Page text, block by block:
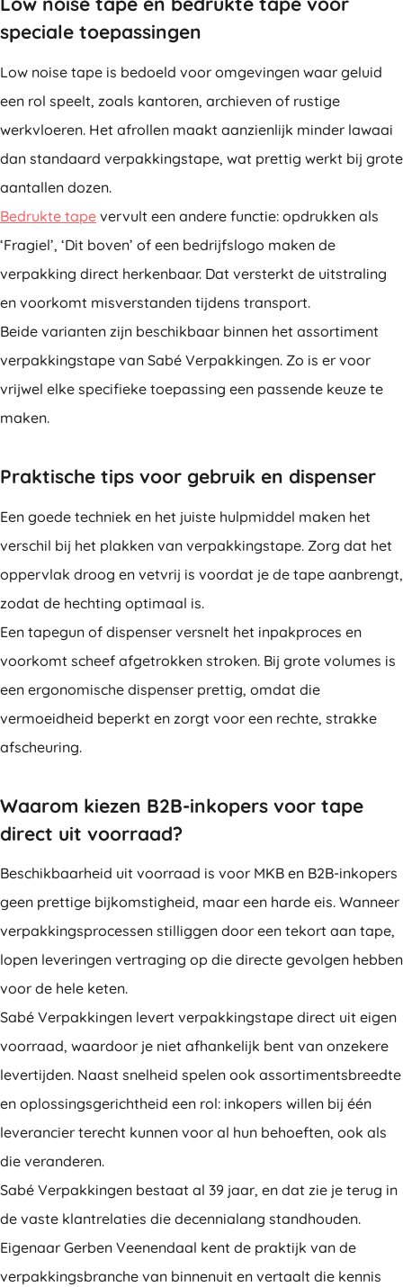
speciale toepassingen
Low noise tape is bedoeld voor omgevingen waar geluid
een rol speelt, zoals kantoren, archieven of rustige
werkvloeren. Het afrollen maakt aanzienlijk minder lawaai
dan standaard verpakkingstape, wat prettig werkt bij grote
aantallen dozen.
Bedrukte tape vervult een andere functie: opdrukken als
‘Fragiel’, ‘Dit boven’ of een bedrijfslogo maken de
verpakking direct herkenbaar. Dat versterkt de uitstraling
en voorkomt misverstanden tijdens transport.
Beide varianten zijn beschikbaar binnen het assortiment
verpakkingstape van Sabé Verpakkingen. Zo is er voor
vrijwel elke specifieke toepassing een passende keuze te
maken.
Praktische tips voor gebruik en dispenser
Een goede techniek en het juiste hulpmiddel maken het
verschil bij het plakken van verpakkingstape. Zorg dat het
oppervlak droog en vetvrij is voordat je de tape aanbrengt,
zodat de hechting optimaal is.
Een tapegun of dispenser versnelt het inpakproces en
voorkomt scheef afgetrokken stroken. Bij grote volumes is
een ergonomische dispenser prettig, omdat die
vermoeidheid beperkt en zorgt voor een rechte, strakke
afscheuring.
Waarom kiezen B2B-inkopers voor tape
direct uit voorraad?
Beschikbaarheid uit voorraad is voor MKB en B2B-inkopers
geen prettige bijkomstigheid, maar een harde eis. Wanneer
verpakkingsprocessen stilliggen door een tekort aan tape,
lopen leveringen vertraging op die directe gevolgen hebben
voor de hele keten.
Sabé Verpakkingen levert verpakkingstape direct uit eigen
voorraad, waardoor je niet afhankelijk bent van onzekere
levertijden. Naast snelheid spelen ook assortimentsbreedte
en oplossingsgerichtheid een rol: inkopers willen bij één
leverancier terecht kunnen voor al hun behoeften, ook als
die veranderen.
Sabé Verpakkingen bestaat al 39 jaar, en dat zie je terug in
de vaste klantrelaties die decennialang standhouden.
Eigenaar Gerben Veenendaal kent de praktijk van de
verpakkingsbranche van binnenuit en vertaalt die kennis